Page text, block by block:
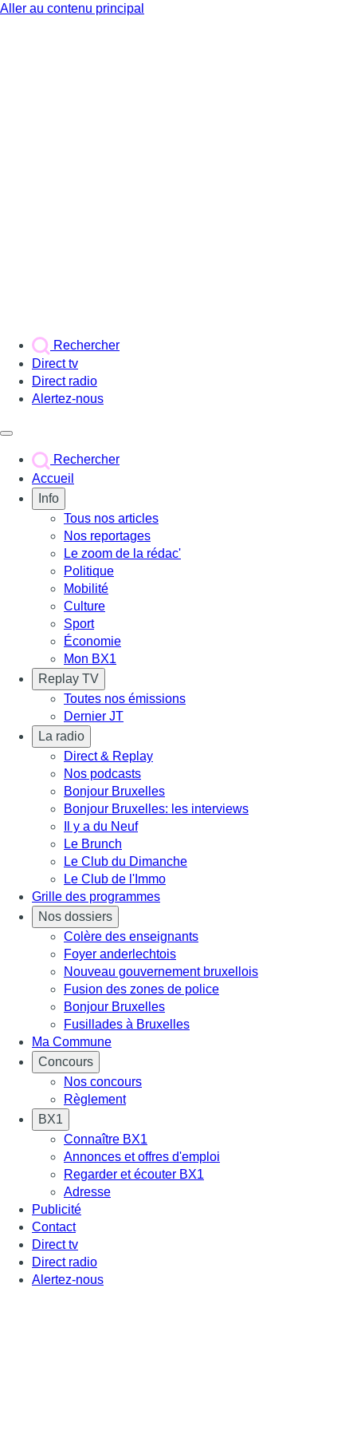
Aller au contenu principal
Rechercher
Direct tv
Direct radio
Alertez-nous
Rechercher
Accueil
Info
Tous nos articles
Nos reportages
Le zoom de la rédac'
Politique
Mobilité
Culture
Sport
Économie
Mon BX1
Replay TV
Toutes nos émissions
Dernier JT
La radio
Direct & Replay
Nos podcasts
Bonjour Bruxelles
Bonjour Bruxelles: les interviews
Il y a du Neuf
Le Brunch
Le Club du Dimanche
Le Club de l'Immo
Grille des programmes
Nos dossiers
Colère des enseignants
Foyer anderlechtois
Nouveau gouvernement bruxellois
Fusion des zones de police
Bonjour Bruxelles
Fusillades à Bruxelles
Ma Commune
Concours
Nos concours
Règlement
BX1
Connaître BX1
Annonces et offres d'emploi
Regarder et écouter BX1
Adresse
Publicité
Contact
Direct tv
Direct radio
Alertez-nous